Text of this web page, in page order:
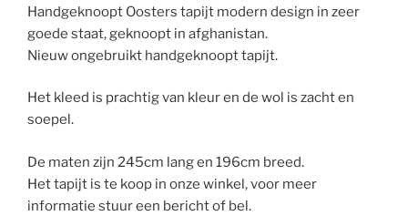
Handgeknoopt Oosters tapijt modern design in zeer
goede staat, geknoopt in afghanistan.
Nieuw ongebruikt handgeknoopt tapijt.
Het kleed is prachtig van kleur en de wol is zacht en
soepel.
De maten zijn 245cm lang en 196cm breed.
Het tapijt is te koop in onze winkel, voor meer
informatie stuur een bericht of bel.